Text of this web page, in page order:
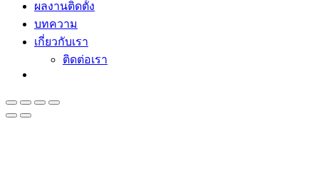
ผลงานติดตั้ง
บทความ
เกี่ยวกับเรา
ติดต่อเรา